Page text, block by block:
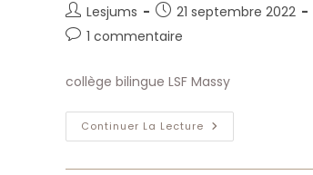
Auteur/autrice
de
Lesjums
Publication
publiée :
21 septembre 2022
Commentaires
publication :
1 commentaire
collège bilingue LSF Massy
Continuer La Lecture Massy
Premier
Bilingue